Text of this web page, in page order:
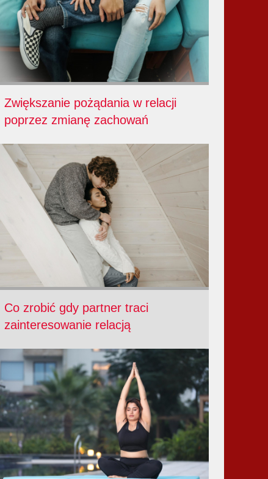
Zwiększanie pożądania w relacji
poprzez zmianę zachowań
Co zrobić gdy partner traci
zainteresowanie relacją